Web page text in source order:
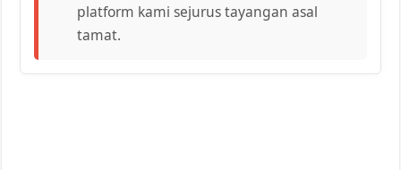
platform kami sejurus tayangan asal
tamat.